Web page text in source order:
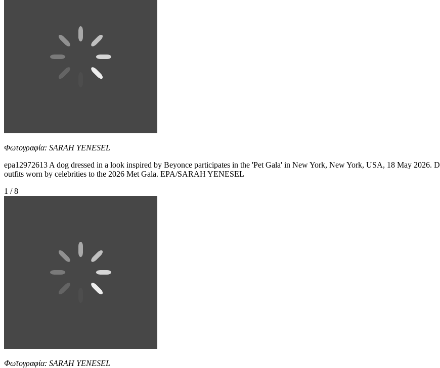
Φωτογραφία: SARAH YENESEL
epa12972613 A dog dressed in a look inspired by Beyonce participates in the 'Pet Gala' in New York, New York, USA, 18 May 2026.
outfits worn by celebrities to the 2026 Met Gala. EPA/SARAH YENESEL
1 / 8
Φωτογραφία: SARAH YENESEL